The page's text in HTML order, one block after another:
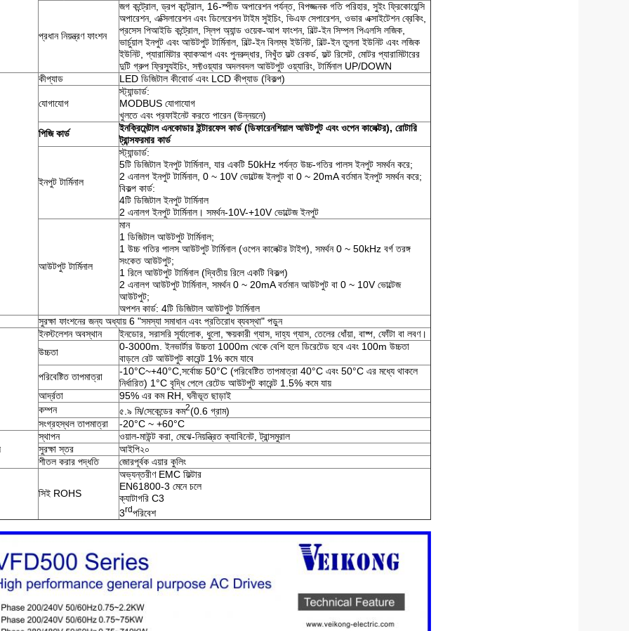
প্রধান নিয়ন্ত্রণ ফাংশন
জগ কন্ট্রোল, ড্রপ কন্ট্রোল, 16-স্পীড অপারেশন পর্যন্ত, বিপজ্জনক গতি পরিহার, সুইং ফ্রিকোয়েন্সি
অপারেশন, এক্সিলারেশন এবং ডিলেরেশন টাইম সুইচিং, ভিএফ সেপারেশন, ওভার এক্সাইটেশন ব্রেকিং,
প্রসেস পিআইডি কন্ট্রোল, স্লিপ অ্যান্ড ওয়েক-আপ ফাংশন, বিল্ট-ইন সিম্পল পিএলসি লজিক,
ভার্চুয়াল ইনপুট এবং আউটপুট টার্মিনাল, বিল্ট-ইন বিলম্ব ইউনিট, বিল্ট-ইন তুলনা ইউনিট এবং লজিক
ইউনিট, প্যারামিটার ব্যাকআপ এবং পুনরুদ্ধার, নিখুঁত ফল্ট রেকর্ড, ফল্ট রিসেট, মোটর প্যারামিটারের
দুটি গ্রুপ ফ্রিস্যুইচিং, সফ্টওয়্যার অদলবদল আউটপুট ওয়্যারিং, টার্মিনাল UP/DOWN
কীপ্যাড LED ডিজিটাল কীবোর্ড এবং LCD কীপ্যাড (বিকল্প)
যোগাযোগ
স্ট্যান্ডার্ড:
MODBUS যোগাযোগ
খুলতে এবং প্রফাইনেট করতে পারেন (উন্নয়নে)
পিজি কার্ড
ইনক্রিমেন্টাল এনকোডার ইন্টারফেস কার্ড (ডিফারেনশিয়াল আউটপুট এবং ওপেন কালেক্টর), রোটারি
ট্রান্সফরমার কার্ড
ইনপুট টার্মিনাল
স্ট্যান্ডার্ড:
5টি ডিজিটাল ইনপুট টার্মিনাল, যার একটি 50kHz পর্যন্ত উচ্চ-গতির পালস ইনপুট সমর্থন করে;
2 এনালগ ইনপুট টার্মিনাল, 0 ~ 10V ভোল্টেজ ইনপুট বা 0 ~ 20mA বর্তমান ইনপুট সমর্থন করে;
বিকল্প কার্ড:
4টি ডিজিটাল ইনপুট টার্মিনাল
2 এনালগ ইনপুট টার্মিনাল। সমর্থন-10V-+10V ভোল্টেজ ইনপুট
আউটপুট টার্মিনাল
মান
1 ডিজিটাল আউটপুট টার্মিনাল;
1 উচ্চ গতির পালস আউটপুট টার্মিনাল (ওপেন কালেক্টর টাইপ), সমর্থন 0 ~ 50kHz বর্গ তরঙ্গ
সংকেত আউটপুট;
1 রিলে আউটপুট টার্মিনাল (দ্বিতীয় রিলে একটি বিকল্প)
2 এনালগ আউটপুট টার্মিনাল, সমর্থন 0 ~ 20mA বর্তমান আউটপুট বা 0 ~ 10V ভোল্টেজ
আউটপুট;
অপশন কার্ড: 4টি ডিজিটাল আউটপুট টার্মিনাল
সুরক্ষা ফাংশনের জন্য অধ্যায় 6 "সমস্যা সমাধান এবং প্রতিরোধ ব্যবস্থা" পড়ুন
ইনস্টলেশন অবস্থান
ইনডোর, সরাসরি সূর্যালোক, ধুলো, ক্ষয়কারী গ্যাস, দাহ্য গ্যাস, তেলের ধোঁয়া, বাষ্প, ফোঁটা বা লবণ।
উচ্চতা
0-3000m. ইনভার্টার উচ্চতা 1000m থেকে বেশি হলে ডিরেটেড হবে এবং 100m উচ্চতা
বাড়লে রেট আউটপুট কারেন্ট 1% কমে যাবে
পরিবেষ্টিত তাপমাত্রা
-10°C~+40°C,সর্বোচ্চ 50°C (পরিবেষ্টিত তাপমাত্রা 40°C এবং 50°C এর মধ্যে থাকলে
নির্ধারিত) 1°C বৃদ্ধি পেলে রেটেড আউটপুট কারেন্ট 1.5% কমে যায়
আর্দ্রতা
95% এর কম RH, ঘনীভূত ছাড়াই
কম্পন
৫.৯ মি/সেকেন্ডের কম2(0.6 গ্রাম)
সংগ্রহস্থল তাপমাত্রা
-20°C ~ +60°C
স্থাপন
ওয়াল-মাউন্ট করা, মেঝে-নিয়ন্ত্রিত ক্যাবিনেট, ট্রান্সমুরাল
সুরক্ষা স্তর
আইপি২০
শীতল করার পদ্ধতি
জোরপূর্বক এয়ার কুলিং
সিই ROHS
অভ্যন্তরীণ EMC ফিল্টার
EN61800-3 মেনে চলে
ক্যাটাগরি C3
3rdপরিবেশ